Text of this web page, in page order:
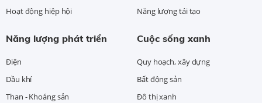
Hoạt động hiệp hội
Năng lượng tái tạo
Năng lượng phát triển
Điện
Dầu khí
Than - Khoáng sản
Cuộc sống xanh
Quy hoạch, xây dựng
Bất động sản
Đô thị xanh